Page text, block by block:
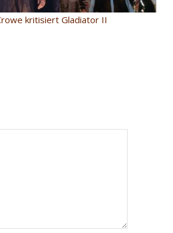
kritisiert Gladiator II